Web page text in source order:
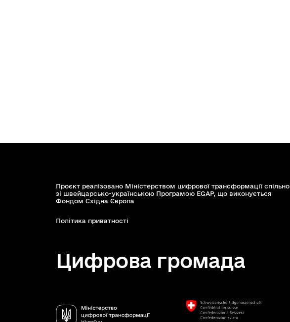
Проєкт реалізовано Міністерством цифрової трансформації спільно
зі швейцарсько-українською Програмою EGAP, що виконується
Фондом Східна Європа
Політика приватності
Цифрова громада